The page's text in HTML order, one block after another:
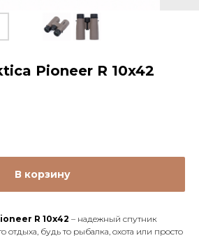
Pioneer R 10x42
В корзину
R 10x42 – надежный спутник
отдыха, будь то рыбалка, охота или просто